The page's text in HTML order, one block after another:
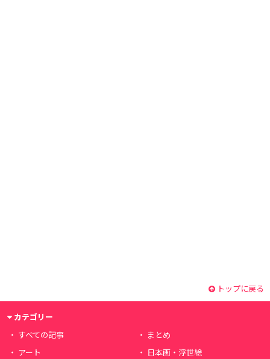
トップに戻る
カテゴリー
すべての記事
まとめ
アート
日本画・浮世絵